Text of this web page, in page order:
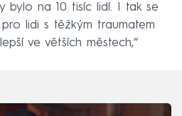
bylo na 10 tisíc lidí. I tak se
lidi s těžkým traumatem
ve větších městech,“